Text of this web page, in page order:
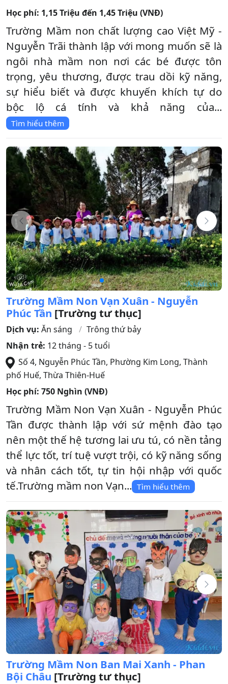
Học phí: 1,15 Triệu đến 1,45 Triệu (VNĐ)
Trường Mầm non chất lượng cao Việt Mỹ -
Nguyễn Trãi thành lập với mong muốn sẽ là
ngôi nhà mầm non nơi các bé được tôn
trọng, yêu thương, được trau dồi kỹ năng,
sự hiểu biết và được khuyến khích tự do
bộc lộ cá tính và khả năng của...
Tìm hiểu thêm
Trường Mầm Non Vạn Xuân - Nguyễn
Phúc Tần [Trường tư thục]
Dịch vụ: Ăn sáng
Trông thứ bảy
Nhận trẻ: 12 tháng - 5 tuổi
Số 4, Nguyễn Phúc Tần, Phường Kim Long, Thành
phố Huế, Thừa Thiên-Huế
Học phí: 750 Nghìn (VNĐ)
Trường Mầm Non Vạn Xuân - Nguyễn Phúc
Tần được thành lập với sứ mệnh đào tạo
nên một thế hệ tương lai ưu tú, có nền tảng
thể lực tốt, trí tuệ vượt trội, có kỹ năng sống
và nhân cách tốt, tự tin hội nhập với quốc
tế.Trường mầm non Vạn... Tìm hiểu thêm
Trường Mầm Non Ban Mai Xanh - Phan
Bội Châu [Trường tư thục]